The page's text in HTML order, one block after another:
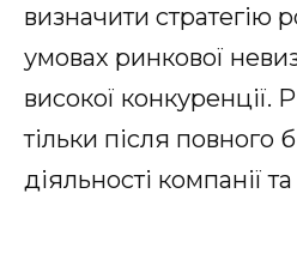
визначити стратегію
умовах ринкової
високої
тільки після повного
діяльності компанії